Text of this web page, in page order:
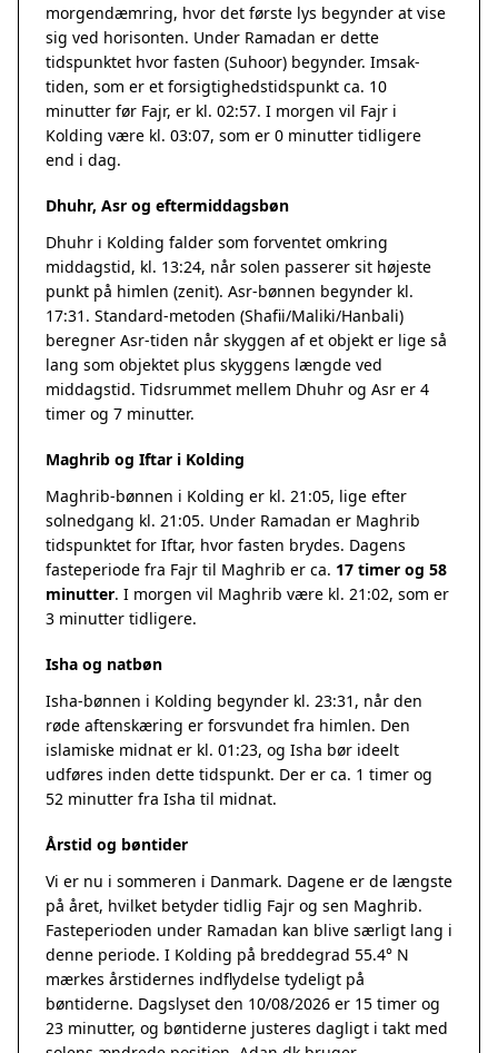
morgendæmring, hvor det første lys begynder at vise
sig ved horisonten. Under Ramadan er dette
tidspunktet hvor fasten (Suhoor) begynder. Imsak-
tiden, som er et forsigtighedstidspunkt ca. 10
minutter før Fajr, er kl. 02:57. I morgen vil Fajr i
Kolding være kl. 03:07, som er 0 minutter tidligere
end i dag.
Dhuhr, Asr og eftermiddagsbøn
Dhuhr i Kolding falder som forventet omkring
middagstid, kl. 13:24, når solen passerer sit højeste
punkt på himlen (zenit). Asr-bønnen begynder kl.
17:31. Standard-metoden (Shafii/Maliki/Hanbali)
beregner Asr-tiden når skyggen af et objekt er lige så
lang som objektet plus skyggens længde ved
middagstid. Tidsrummet mellem Dhuhr og Asr er 4
timer og 7 minutter.
Maghrib og Iftar i Kolding
Maghrib-bønnen i Kolding er kl. 21:05, lige efter
solnedgang kl. 21:05. Under Ramadan er Maghrib
tidspunktet for Iftar, hvor fasten brydes. Dagens
fasteperiode fra Fajr til Maghrib er ca. 17 timer og 58
minutter. I morgen vil Maghrib være kl. 21:02, som er
3 minutter tidligere.
Isha og natbøn
Isha-bønnen i Kolding begynder kl. 23:31, når den
røde aftenskæring er forsvundet fra himlen. Den
islamiske midnat er kl. 01:23, og Isha bør ideelt
udføres inden dette tidspunkt. Der er ca. 1 timer og
52 minutter fra Isha til midnat.
Årstid og bøntider
Vi er nu i sommeren i Danmark. Dagene er de længste
på året, hvilket betyder tidlig Fajr og sen Maghrib.
Fasteperioden under Ramadan kan blive særligt lang i
denne periode. I Kolding på breddegrad 55.4° N
mærkes årstidernes indflydelse tydeligt på
bøntiderne. Dagslyset den 10/08/2026 er 15 timer og
23 minutter, og bøntiderne justeres dagligt i takt med